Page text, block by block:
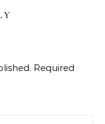
Required